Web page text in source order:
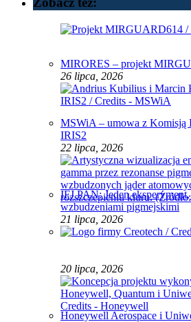
MIRORES – projekt
26 lipca, 2026
MSWiA – umowa z Komisją
IRIS2
22 lipca, 2026
IFJ PAN: Jeden
wzbudzeniami pigmejskimi
21 lipca, 2026
20 lipca, 2026
Honeywell Aerospace i